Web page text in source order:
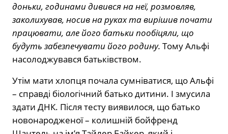
доньки, годинами дивився на неї, розмовляв,
заколихував, носив на руках та вирішив почати
працювати, але його батьки пообіцяли, що
будуть забезпечувати його родину. Тому Альфі
насолоджувався батьківством.
Утім мати хлопця почала сумніватися, що Альфі
– справді біологічний батько дитини. І змусила
здати ДНК. Після тесту виявилося, що батько
новонародженої – колишній бойфренд